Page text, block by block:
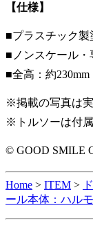
【仕様】
■プラスチック製
■ノンスケール・
■全高：約230mm
※掲載の写真は
※トルソーは付属
© GOOD SMILE
Home > ITEM >
ール本体：ハル